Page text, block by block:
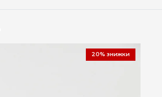
20% знижки